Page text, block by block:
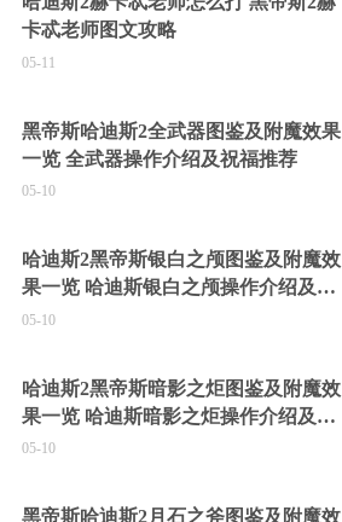
卡忒老师图文攻略
05-11
黑帝斯哈迪斯2全武器图鉴及附魔效果
一览 全武器操作介绍及祝福推荐
05-10
哈迪斯2黑帝斯银白之颅图鉴及附魔效
果一览 哈迪斯银白之颅操作介绍及祝
福推荐
05-10
哈迪斯2黑帝斯暗影之炬图鉴及附魔效
果一览 哈迪斯暗影之炬操作介绍及祝
福推荐
05-10
黑帝斯哈迪斯2月石之斧图鉴及附魔效